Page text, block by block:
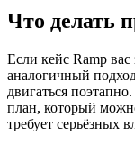
Что делать
Если кейс Ramp
аналогичный
двигаться
план, который
требует серьёзных